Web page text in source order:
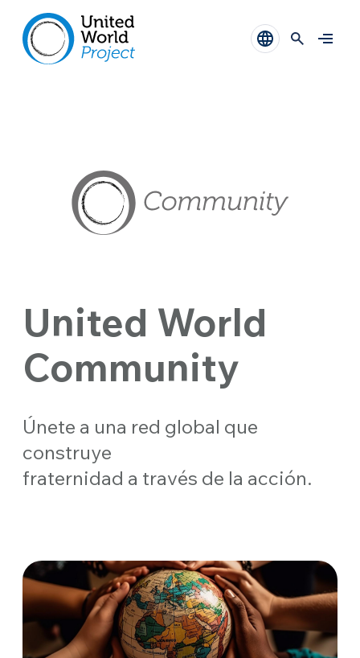
United World
Community
Únete a una red global que
construye
fraternidad a través de la acción.